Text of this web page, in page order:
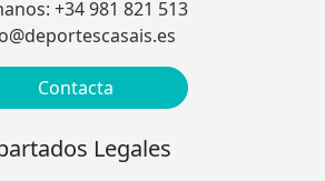
+34 981 821 513
Contacta
Legales